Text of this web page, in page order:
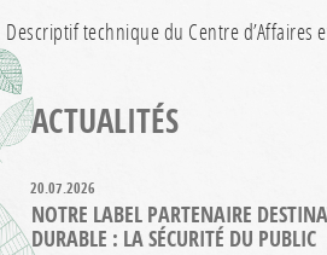
Descriptif technique du Centre d’Affaires
ACTUALITÉS
20.07.2026
NOTRE LABEL PARTENAIRE
DURABLE : LA SÉCURITÉ DU PUBLIC